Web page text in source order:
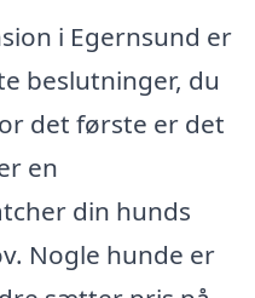
i Egernsund er
beslutninger, du
det første er det
en
din hunds
Nogle hunde er